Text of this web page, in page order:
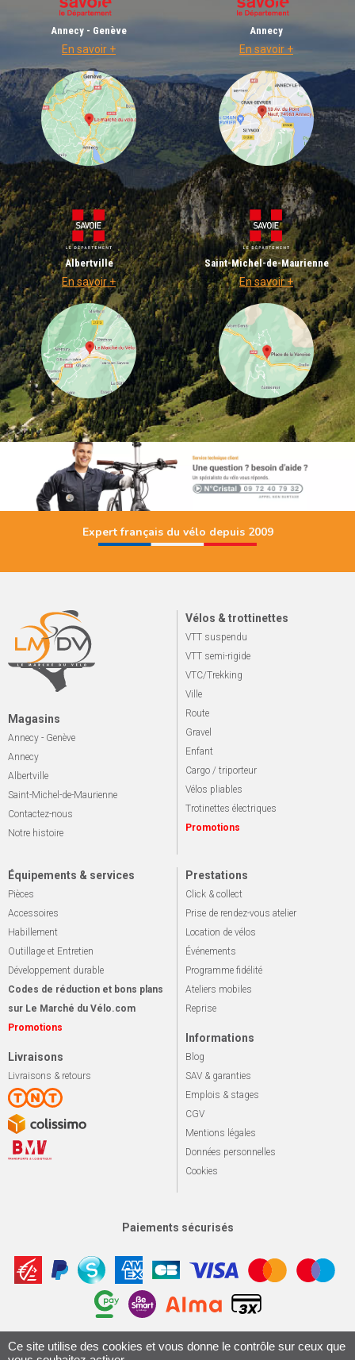
Annecy - Genève
En savoir +
Annecy
En savoir +
Albertville
En savoir +
Saint-Michel-de-Maurienne
En savoir +
Expert français du vélo depuis 2009
Magasins
Annecy - Genève
Annecy
Albertville
Saint-Michel-de-Maurienne
Contactez-nous
Notre histoire
Vélos & trottinettes
VTT suspendu
VTT semi-rigide
VTC/Trekking
Ville
Route
Gravel
Enfant
Cargo / triporteur
Vélos pliables
Trotinettes électriques
Promotions
Équipements & services
Pièces
Accessoires
Habillement
Outillage et Entretien
Développement durable
Codes de réduction et bons plans
sur Le Marché du Vélo.com
Promotions
Livraisons
Livraisons & retours
Prestations
Click & collect
Prise de rendez-vous atelier
Location de vélos
Événements
Programme fidélité
Ateliers mobiles
Reprise
Informations
Blog
SAV & garanties
Emplois & stages
CGV
Mentions légales
Données personnelles
Cookies
Paiements sécurisés
© 2026 Le marché du vélo Tous droits réservés. Apotekisto,
Ce site utilise des cookies et vous donne le contrôle sur ceux que